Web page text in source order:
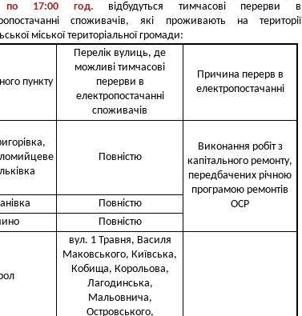
по 17:00 год. відбудуться тимчасові перерви в
споживачів, які проживають на території
міської територіальної громади:
пункту
Перелік вулиць, де
можливі тимчасові
перерви в
електропостачанні
споживачів
Причина перерв в
електропостачанні
Повністю
Виконання робіт з
капітального ремонту,
передбачених річною
програмою ремонтів
ОСР
Повністю
Повністю
вул. 1 Травня, Василя
Маковського, Київська,
Кобища, Корольова,
Лагодинська,
Мальовнича,
Островського,